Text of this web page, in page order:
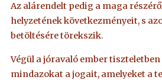
Az alárendelt pedig a maga
helyzetének következményeit, s
betöltésére törekszik.
Végül a jóravaló ember
mindazokat a jogait, amelyeket a